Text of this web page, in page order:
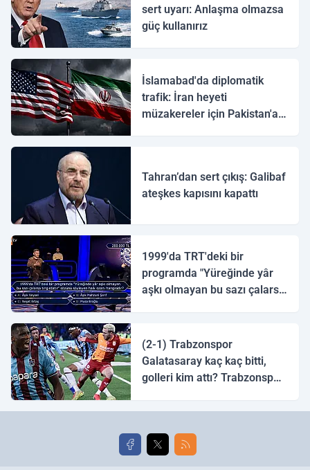
sert uyarı: Anlaşma olmazsa
güç kullanırız
İslamabad'da diplomatik
trafik: İran heyeti
müzakereler için Pakistan'a
Tahran’dan sert çıkış: Galibaf
ateşkes kapısını kapattı
1999'da TRT'deki bir
programda "Yüreğinde yâr
aşkı olmayan bu sazı çalarsa
(2-1) Trabzonspor
Galatasaray kaç kaç bitti,
golleri kim attı? Trabzonspor
golleri!